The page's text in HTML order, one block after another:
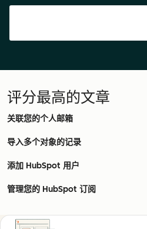
评分最高的文章
关联您的个人邮箱
导入多个对象的记录
添加 HubSpot 用户
管理您的 HubSpot 订阅